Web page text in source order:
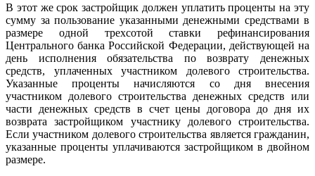
В этот же срок застройщик должен уплатить проценты на эту
сумму за пользование указанными денежными средствами в
размере одной трехсотой ставки рефинансирования
Центрального банка Российской Федерации, действующей на
день исполнения обязательства по возврату денежных
средств, уплаченных участником долевого строительства.
Указанные проценты начисляются со дня внесения
участником долевого строительства денежных средств или
части денежных средств в счет цены договора до дня их
возврата застройщиком участнику долевого строительства.
Если участником долевого строительства является гражданин,
указанные проценты уплачиваются застройщиком в двойном
размере.